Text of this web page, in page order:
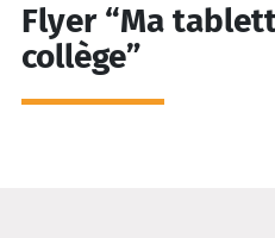
Flyer “Ma
collège”